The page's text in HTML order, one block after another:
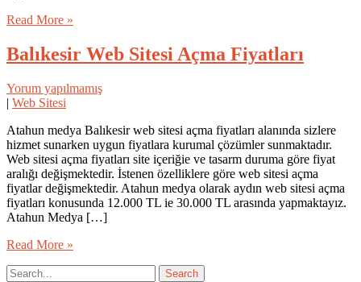
Read More »
Balıkesir Web Sitesi Açma Fiyatları
Yorum yapılmamış
| Web Sitesi
Atahun medya Balıkesir web sitesi açma fiyatları alanında sizlere
hizmet sunarken uygun fiyatlara kurumal çözümler sunmaktadır.
Web sitesi açma fiyatları site içeriğie ve tasarm duruma göre fiyat
aralığı değişmektedir. İstenen özelliklere göre web sitesi açma
fiyatlar değişmektedir. Atahun medya olarak aydın web sitesi açma
fiyatları konusunda 12.000 TL ie 30.000 TL arasında yapmaktayız.
Atahun Medya […]
Read More »